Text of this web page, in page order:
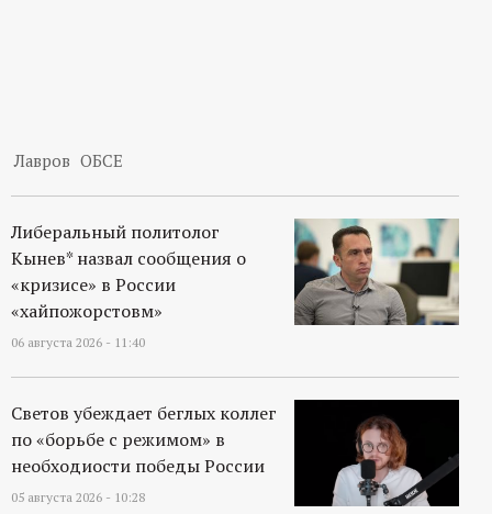
Лавров ОБСЕ
Либеральный политолог
Кынев* назвал сообщения о
«кризисе» в России
«хайпожорстовм»
06 августа 2026 - 11:40
Светов убеждает беглых коллег
по «борьбе с режимом» в
необходиости победы России
05 августа 2026 - 10:28